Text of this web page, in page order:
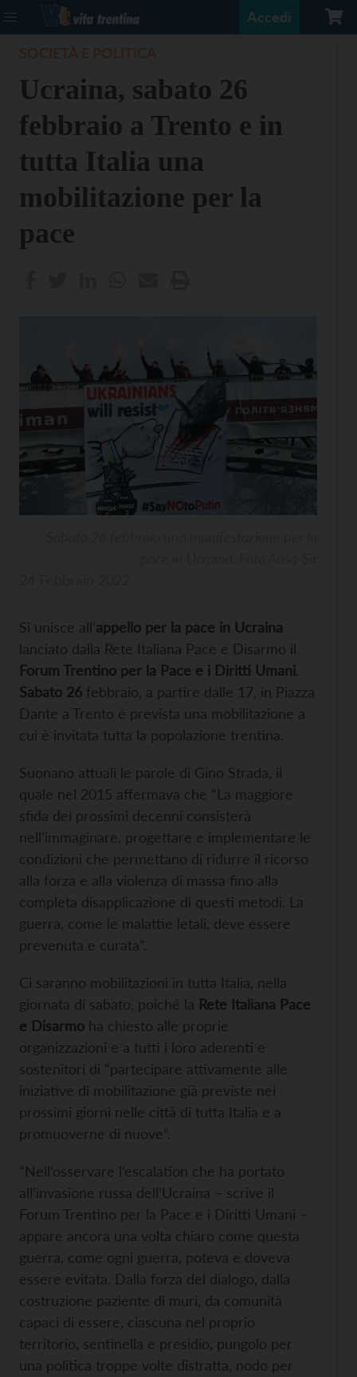
Accedi
Ucraina, sabato 26
febbraio a Trento e in
tutta Italia una
mobilitazione per la
pace
Si unisce all’appello per la pace in Ucraina
lanciato dalla Rete Italiana Pace e Disarmo il
Forum Trentino per la Pace e i Diritti Umani.
Sabato 26 febbraio, a partire dalle 17, in Piazza
Dante a Trento è prevista una mobilitazione a
cui è invitata tutta la popolazione trentina.
Suonano attuali le parole di Gino Strada, il
quale nel 2015 affermava che “La maggiore
sfida dei prossimi decenni consisterà
nell’immaginare, progettare e implementare le
condizioni che permettano di ridurre il ricorso
alla forza e alla violenza di massa fino alla
completa disapplicazione di questi metodi. La
guerra, come le malattie letali, deve essere
prevenuta e curata”.
Ci saranno mobilitazioni in tutta Italia, nella
giornata di sabato, poiché la Rete Italiana Pace
e Disarmo ha chiesto alle proprie
organizzazioni e a tutti i loro aderenti e
sostenitori di “partecipare attivamente alle
iniziative di mobilitazione già previste nei
prossimi giorni nelle città di tutta Italia e a
promuoverne di nuove”.
“Nell’osservare l’escalation che ha portato
all’invasione russa dell’Ucraina – scrive il
Forum Trentino per la Pace e i Diritti Umani –
appare ancora una volta chiaro come questa
guerra, come ogni guerra, poteva e doveva
essere evitata. Dalla forza del dialogo, dalla
costruzione paziente di muri, da comunità
capaci di essere, ciascuna nel proprio
territorio, sentinella e presidio, pungolo per
una politica troppe volte distratta, nodo per